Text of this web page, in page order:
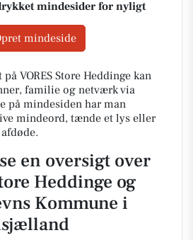
mindesider for nyligt
mindeside
VORES Store Heddinge kan
familie og netværk via
på mindesiden har man
mindeord, tænde et lys eller
en oversigt over
Heddinge og
Kommune i